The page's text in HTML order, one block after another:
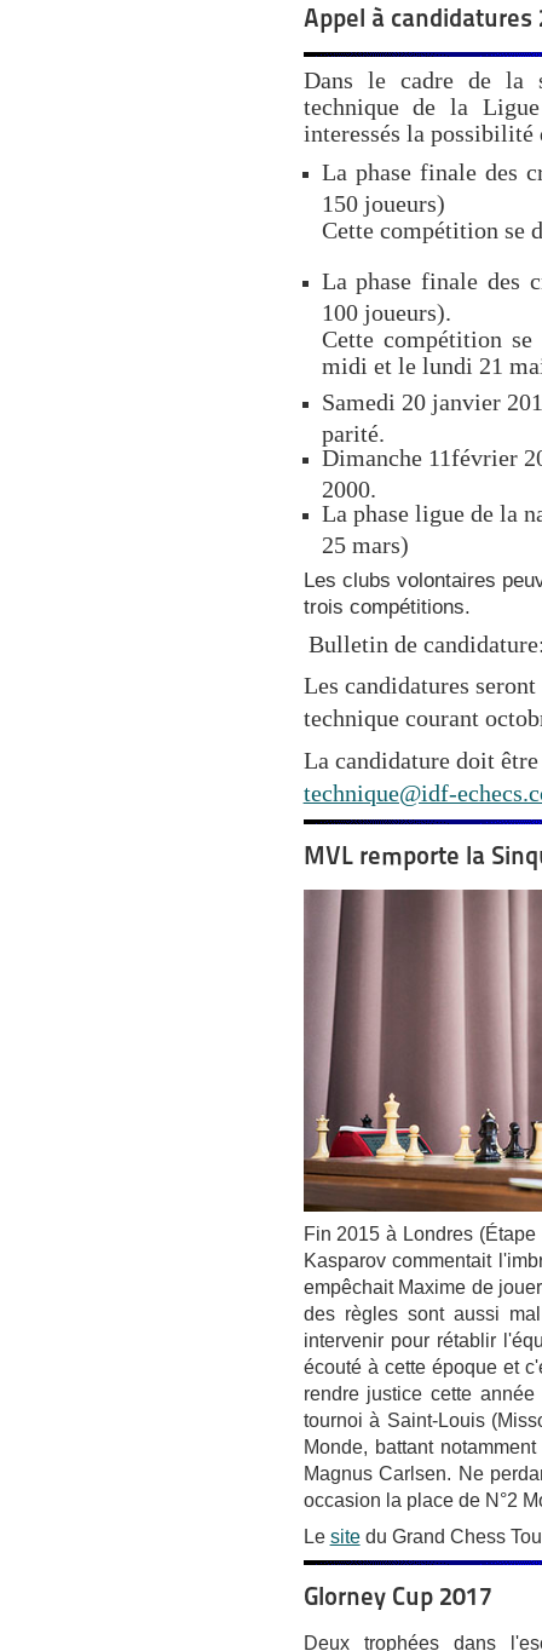
Appel à candidatures
Dans le cadre de la
technique de la
interessés la possibilité
La phase finale des
150 joueurs)
Cette compétition se
La phase finale des
100 joueurs).
Cette compétition
midi et le lundi 21
Samedi 20 janvier
parité.
Dimanche 11février
2000.
La phase ligue de la
25 mars)
Les clubs volontaires
trois compétitions.
Bulletin de
Les candidatures
technique courant
La candidature doit
technique@idf-
MVL remporte la
Fin 2015 à Londres
Kasparov commentait
empêchait Maxime de
des règles sont aussi
intervenir pour rétablir
écouté à cette époque et
rendre justice cette
tournoi à Saint-Louis
Monde, battant
Magnus Carlsen. Ne
occasion la place de N°2
Le sitedu Grand Chess
Glorney Cup 2017
Deux trophées dans